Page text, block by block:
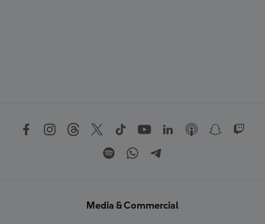
Media & Commercial